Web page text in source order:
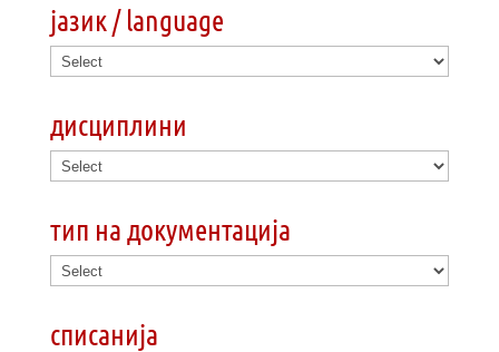
јазик / language
дисциплини
тип на документација
списанија